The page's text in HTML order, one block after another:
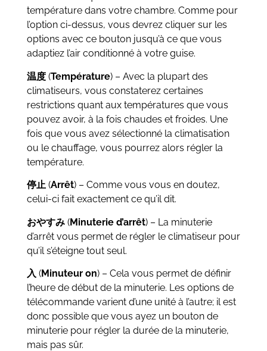
température dans votre chambre. Comme pour
l’option ci-dessus, vous devrez cliquer sur les
options avec ce bouton jusqu’à ce que vous
adaptiez l’air conditionné à votre guise.
温度 (Température) – Avec la plupart des
climatiseurs, vous constaterez certaines
restrictions quant aux températures que vous
pouvez avoir, à la fois chaudes et froides. Une
fois que vous avez sélectionné la climatisation
ou le chauffage, vous pourrez alors régler la
température.
停止 (Arrêt) – Comme vous vous en doutez,
celui-ci fait exactement ce qu’il dit.
おやすみ (Minuterie d’arrêt) – La minuterie
d’arrêt vous permet de régler le climatiseur pour
qu’il s’éteigne tout seul.
入 (Minuteur on) – Cela vous permet de définir
l’heure de début de la minuterie. Les options de
télécommande varient d’une unité à l’autre; il est
donc possible que vous ayez un bouton de
minuterie pour régler la durée de la minuterie,
mais pas sûr.